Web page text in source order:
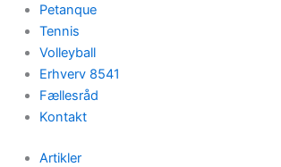
Petanque
Tennis
Volleyball
Erhverv 8541
Fællesråd
Kontakt
Artikler